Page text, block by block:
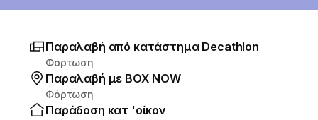
Παραλαβή από κατάστημα Decathlon
Φόρτωση
Παραλαβή με ΒΟΧ ΝΟW
Φόρτωση
Παράδοση κατ 'οίκον